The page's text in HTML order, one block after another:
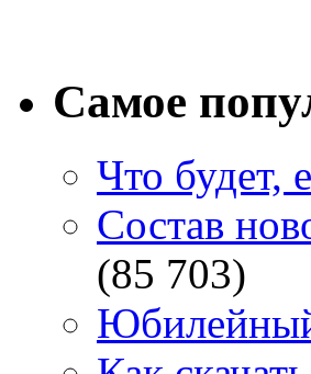
Самое
Что будет,
Состав
(85 703)